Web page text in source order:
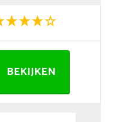
BEKIJKEN